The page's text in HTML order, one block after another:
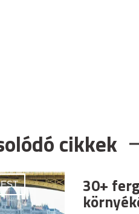
cikkek
30+